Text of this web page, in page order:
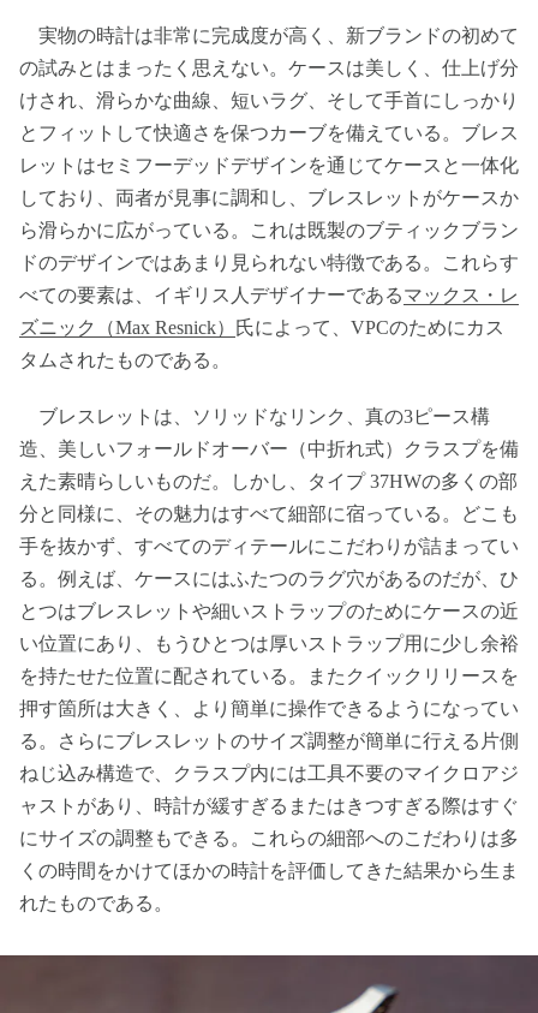
実物の時計は非常に完成度が高く、新ブランドの初めて
の試みとはまったく思えない。ケースは美しく、仕上げ分
けされ、滑らかな曲線、短いラグ、そして手首にしっかり
とフィットして快適さを保つカーブを備えている。ブレス
レットはセミフーデッドデザインを通じてケースと一体化
しており、両者が見事に調和し、ブレスレットがケースか
ら滑らかに広がっている。これは既製のブティックブラン
ドのデザインではあまり見られない特徴である。これらす
べての要素は、イギリス人デザイナーであるマックス・レ
ズニック（Max Resnick）
氏によって、VPCのためにカス
タムされたものである。
ブレスレットは、ソリッドなリンク、真の3ピース構
造、美しいフォールドオーバー（中折れ式）クラスプを備
えた素晴らしいものだ。しかし、タイプ 37HWの多くの部
分と同様に、その魅力はすべて細部に宿っている。どこも
手を抜かず、すべてのディテールにこだわりが詰まってい
る。例えば、ケースにはふたつのラグ穴があるのだが、ひ
とつはブレスレットや細いストラップのためにケースの近
い位置にあり、もうひとつは厚いストラップ用に少し余裕
を持たせた位置に配されている。またクイックリリースを
押す箇所は大きく、より簡単に操作できるようになってい
る。さらにブレスレットのサイズ調整が簡単に行える片側
ねじ込み構造で、クラスプ内には工具不要のマイクロアジ
ャストがあり、時計が緩すぎるまたはきつすぎる際はすぐ
にサイズの調整もできる。これらの細部へのこだわりは多
くの時間をかけてほかの時計を評価してきた結果から生ま
れたものである。